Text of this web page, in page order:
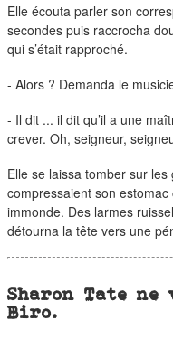
Elle écouta parler son
secondes puis raccrocha
qui s’était rapproché.
- Alors ? Demanda le
- Il dit ... il dit qu’il a une
crever. Oh, seigneur,
Elle se laissa tomber sur
compressaient son
immonde. Des larmes
détourna la tête vers une
Sharon Tate ne
Biro.